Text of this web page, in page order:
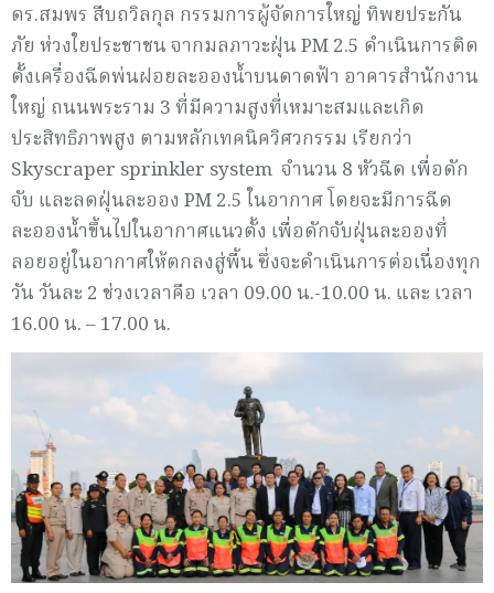
ดร.สมพร สืบถวิลกุล กรรมการผู้จัดการใหญ่ ทิพยประกัน
ภัย ห่วงใยประชาชน จากมลภาวะฝุ่น PM 2.5 ดำเนินการติด
ตั้งเครื่องฉีดพ่นฝอยละอองน้ำบนดาดฟ้า อาคารสำนักงาน
ใหญ่ ถนนพระราม 3 ที่มีความสูงที่เหมาะสมและเกิด
ประสิทธิภาพสูง ตามหลักเทคนิควิศวกรรม เรียกว่า
Skyscraper sprinkler system จำนวน 8 หัวฉีด เพื่อดัก
จับ และลดฝุ่นละออง PM 2.5 ในอากาศ โดยจะมีการฉีด
ละอองน้ำขึ้นไปในอากาศแนวตั้ง เพื่อดักจับฝุ่นละอองที่
ลอยอยู่ในอากาศให้ตกลงสู่พื้น ซึ่งจะดำเนินการต่อเนื่องทุก
วัน วันละ 2 ช่วงเวลาคือ เวลา 09.00 น.-10.00 น. และ เวลา
16.00 น. – 17.00 น.